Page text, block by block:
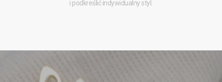
i podkreślić indywidualny styl.